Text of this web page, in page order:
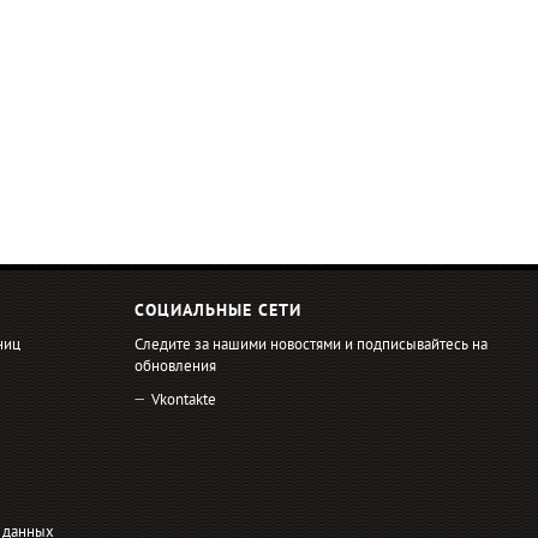
данных
СОЦИАЛЬНЫЕ СЕТИ
Следите за нашими новостями и подписывайтесь на
обновления
Vkontakte